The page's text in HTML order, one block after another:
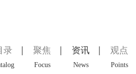
录 聚焦
Focus
资讯
News
观点
Points